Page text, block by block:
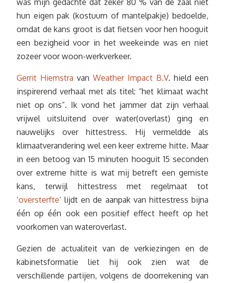
hun eigen pak (kostuum of mantelpakje) bedoelde,
omdat de kans groot is dat fietsen voor hen hooguit
een bezigheid voor in het weekeinde was en niet
zozeer voor woon-werkverkeer.
Gerrit Hiemstra van Weather Impact B.V. hield een
inspirerend verhaal met als titel: “het klimaat wacht
niet op ons”. Ik vond het jammer dat zijn verhaal
vrijwel uitsluitend over water(overlast) ging en
nauwelijks over hittestress. Hij vermeldde als
klimaatverandering wel een keer extreme hitte. Maar
in een betoog van 15 minuten hooguit 15 seconden
over extreme hitte is wat mij betreft een gemiste
kans, terwijl hittestress met regelmaat tot
‘oversterfte‘ lijdt en de aanpak van hittestress bijna
één op één ook een positief effect heeft op het
voorkomen van wateroverlast.
Gezien de actualiteit van de verkiezingen en de
kabinetsformatie liet hij ook zien wat de
verschillende partijen, volgens de doorrekening van